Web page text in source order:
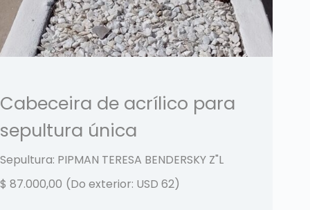
Cabeceira de acrílico para
sepultura única
Sepultura: PIPMAN TERESA BENDERSKY Z"L
$ 87.000,00 (Do exterior: USD 62)